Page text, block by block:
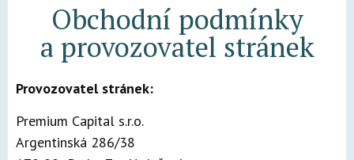
Obchodní podmínky
a provozovatel stránek
Provozovatel stránek:
Premium Capital s.r.o.
Argentinská 286/38